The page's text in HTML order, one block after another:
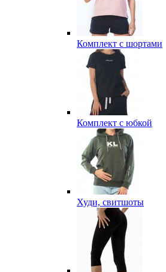
Комплект с шортами
Комплект с юбкой
Худи, свитшоты